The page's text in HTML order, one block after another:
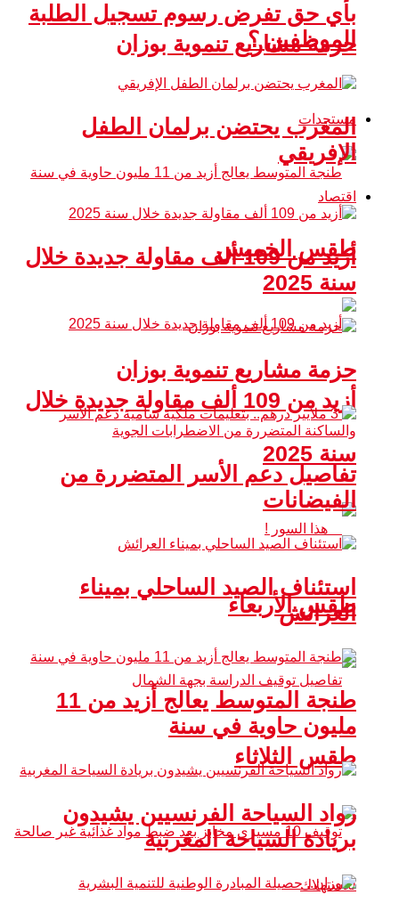
حزمة مشاريع تنموية بوزان
مستجدات
طقس الخميس
أزيد من 109 ألف مقاولة جديدة خلال
سنة 2025
طقس الأربعاء
طقس الثلاثاء
بأي حق تفرض رسوم تسجيل الطلبة
الموظفين ؟
المغرب يحتضن برلمان الطفل
الإفريقي
اقتصاد
أزيد من 109 ألف مقاولة جديدة خلال
سنة 2025
حزمة مشاريع تنموية بوزان
تفاصيل دعم الأسر المتضررة من
الفيضانات
استئناف الصيد الساحلي بميناء
العرائش
طنجة المتوسط يعالج أزيد من 11
مليون حاوية في سنة
رواد السياحة الفرنسيين يشيدون
بريادة السياحة المغربية